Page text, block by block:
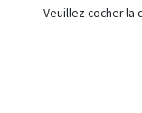
Veuillez cocher la